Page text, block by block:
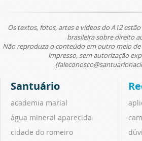
Os textos, fotos, artes e vídeos do A12
brasileira sobre direito
Não reproduza o conteúdo em outro meio
impresso, sem autorização
Santuário
academia marial
água mineral aparecida
cidade do romeiro